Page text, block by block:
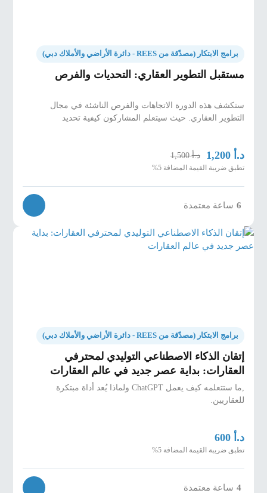
وتطبيقاتها
تحليل تأثير التكنولوجيا العقارية على جوانب مختلفة
من العقارات
·
تقييم التحديات والفرص في اعتماد التكنولوجيا
العقارية للشركات.
برامج الابتكار (مصدّقة من REES - دائرة الأراضي والأملاك دبي)
مستقبل التطوير العقاري: التحديات والفرص
ستكشف هذه الدورة الاتجاهات والفرص الناشئة في مجال
التطوير العقاري. حيث سيتعلم المشاركون كيفية تحديد
د.أ 1,200 د.أ1,500
تطبق ضريبة القيمة المضافة 5%
6 ساعة معتمدة
برامج الابتكار (مصدّقة من REES - دائرة الأراضي والأملاك دبي)
إتقان الذكاء الاصطناعي التوليدي لمحترفي
العقارات: بداية عصر جديد في عالم العقارات
,ما ستتعلمه كيف يعمل ChatGPT ولماذا يُعد أداة مبتكرة
للعقاريين.
د.أ 600
تطبق ضريبة القيمة المضافة 5%
4 ساعة معتمدة